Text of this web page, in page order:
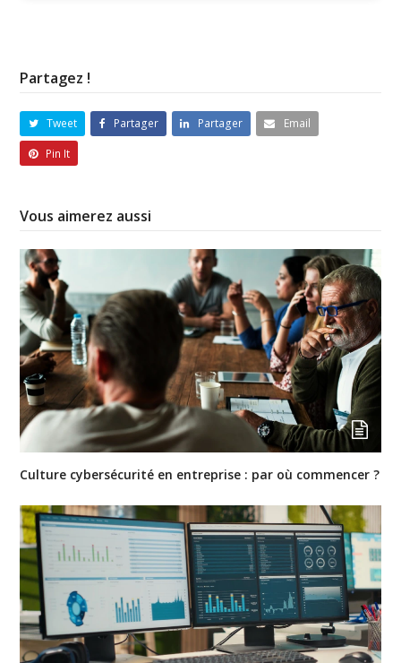
Partagez !
Tweet Partager Partager
Email
Pin It
Vous aimerez aussi
Culture cybersécurité en entreprise : par où commencer ?